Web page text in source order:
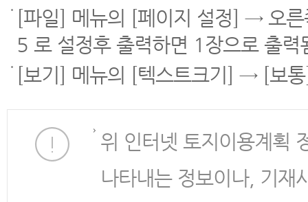
[파일] 메뉴의 [페이지 설정] → 오
5 로 설정후 출력하면 1장으로 출력
[보기] 메뉴의 [텍스트크기] → [보
위 인터넷 토지이용계획
나타내는 정보이나, 기재